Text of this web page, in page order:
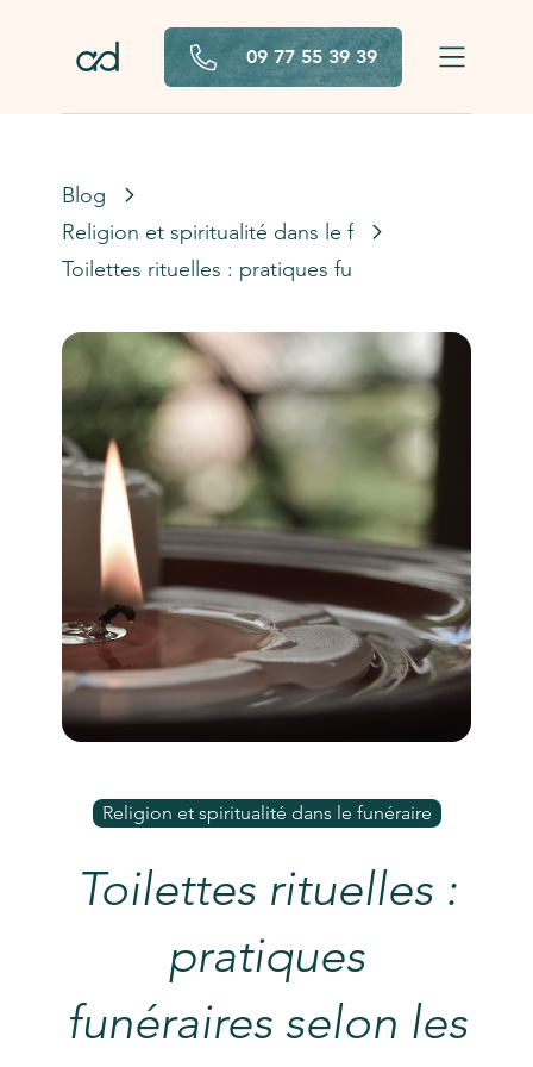
09 77 55 39 39
Blog
Religion et spiritualité dans le funéraire
Toilettes rituelles : pratiques funéraires selon les
Religion et spiritualité dans le funéraire
Toilettes rituelles :
pratiques
funéraires selon les